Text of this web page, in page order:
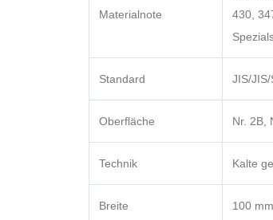
Materialnote
430,
Standard JIS/
Oberfläche Nr. 2B,
Technik Kalte
Breite 100